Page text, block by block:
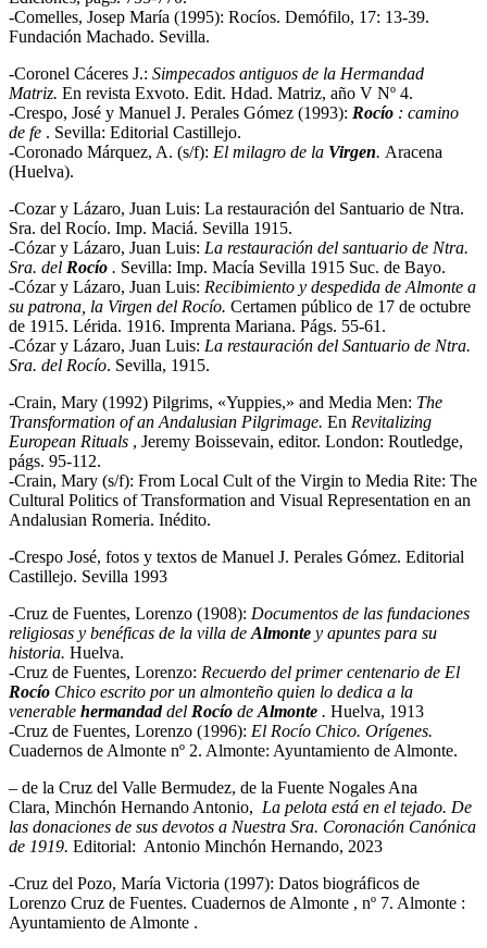
-Comelles, Josep María (1995): Rocíos. Demófilo, 17: 13-39.
Fundación Machado. Sevilla.
-Coronel Cáceres J.: Simpecados antiguos de la Hermandad
Matriz. En revista Exvoto. Edit. Hdad. Matriz, año V Nº 4.
-Crespo, José y Manuel J. Perales Gómez (1993): Rocío : camino
de fe . Sevilla: Editorial Castillejo.
-Coronado Márquez, A. (s/f): El milagro de la Virgen. Aracena
(Huelva).
-Cozar y Lázaro, Juan Luis: La restauración del Santuario de Ntra.
Sra. del Rocío. Imp. Maciá. Sevilla 1915.
-Cózar y Lázaro, Juan Luis: La restauración del santuario de Ntra.
Sra. del Rocío . Sevilla: Imp. Macía Sevilla 1915 Suc. de Bayo.
-Cózar y Lázaro, Juan Luis: Recibimiento y despedida de Almonte a
su patrona, la Virgen del Rocío. Certamen público de 17 de octubre
de 1915. Lérida. 1916. Imprenta Mariana. Págs. 55-61.
-Cózar y Lázaro, Juan Luis: La restauración del Santuario de Ntra.
Sra. del Rocío. Sevilla, 1915.
-Crain, Mary (1992) Pilgrims, «Yuppies,» and Media Men: The
Transformation of an Andalusian Pilgrimage. En Revitalizing
European Rituals , Jeremy Boissevain, editor. London: Routledge,
págs. 95-112.
-Crain, Mary (s/f): From Local Cult of the Virgin to Media Rite: The
Cultural Politics of Transformation and Visual Representation en an
Andalusian Romeria. Inédito.
-Crespo José, fotos y textos de Manuel J. Perales Gómez. Editorial
Castillejo. Sevilla 1993
-Cruz de Fuentes, Lorenzo (1908): Documentos de las fundaciones
religiosas y benéficas de la villa de Almonte y apuntes para su
historia. Huelva.
-Cruz de Fuentes, Lorenzo: Recuerdo del primer centenario de El
Rocío Chico escrito por un almonteño quien lo dedica a la
venerable hermandaddel Rocío de Almonte . Huelva, 1913
-Cruz de Fuentes, Lorenzo (1996): El Rocío Chico. Orígenes.
Cuadernos de Almonte nº 2. Almonte: Ayuntamiento de Almonte.
– de la Cruz del Valle Bermudez, de la Fuente Nogales Ana
Clara, Minchón Hernando Antonio, La pelota está en el tejado. De
las donaciones de sus devotos a Nuestra Sra. Coronación Canónica
de 1919. Editorial: Antonio Minchón Hernando, 2023
-Cruz del Pozo, María Victoria (1997): Datos biográficos de
Lorenzo Cruz de Fuentes. Cuadernos de Almonte , nº 7. Almonte :
Ayuntamiento de Almonte .